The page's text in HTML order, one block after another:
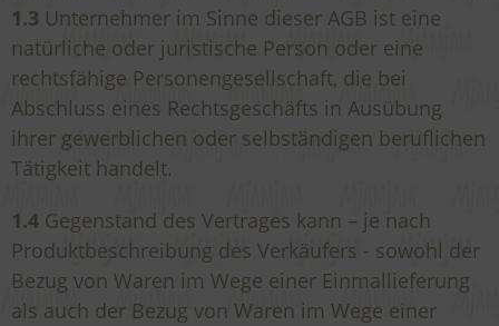
1.3 Unternehmer im Sinne dieser AGB ist eine
natürliche oder juristische Person oder eine
rechtsfähige Personengesellschaft, die bei
Abschluss eines Rechtsgeschäfts in Ausübung
ihrer gewerblichen oder selbständigen beruflichen
Tätigkeit handelt.
1.4 Gegenstand des Vertrages kann – je nach
Produktbeschreibung des Verkäufers - sowohl der
Bezug von Waren im Wege einer Einmallieferung
als auch der Bezug von Waren im Wege einer